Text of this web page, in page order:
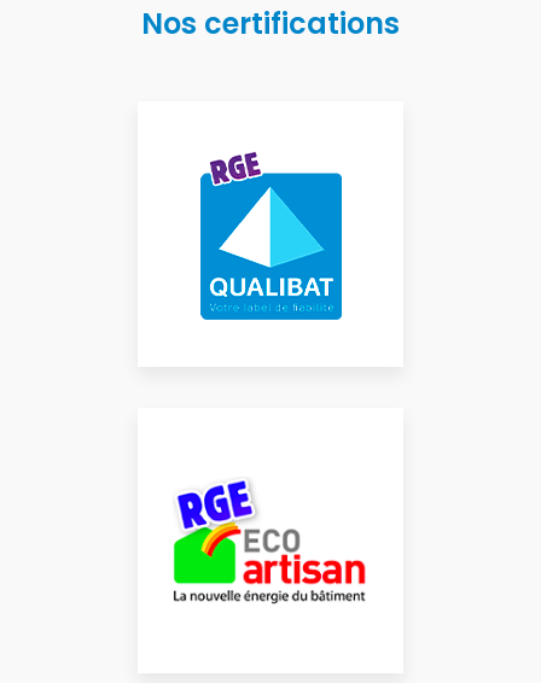
Nos certifications